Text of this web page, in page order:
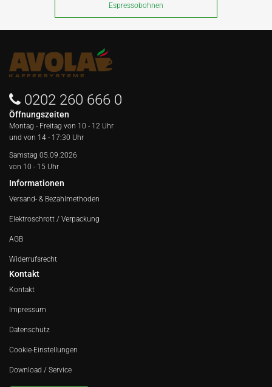
Espressobohnen
0202 260 666 0
Öffnungszeiten
Montag - Freitag von 10 - 12 Uhr
und von 14 - 17:30 Uhr
Samstag 05.09.2026
von 10 - 15 Uhr
Informationen
Versand- & Bezahlmethoden
Elektroschrott / Verpackung
AGB
Widerrufsrecht
Kontakt
Kontakt
Impressum
Datenschutz
Cookie-Einstellungen
Download / Service